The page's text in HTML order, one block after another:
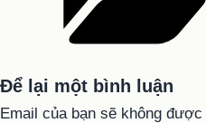
Để lại một bình luận
Email của bạn sẽ không